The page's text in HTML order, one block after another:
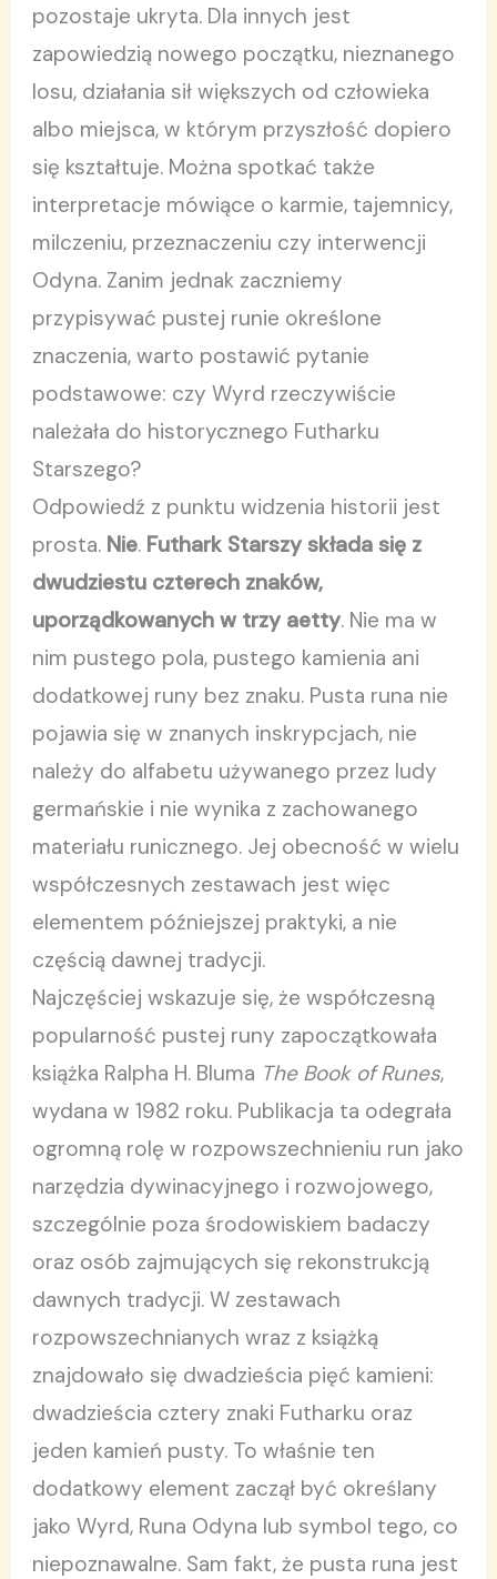
pozostaje ukryta. Dla innych jest
zapowiedzią nowego początku, nieznanego
losu, działania sił większych od człowieka
albo miejsca, w którym przyszłość dopiero
się kształtuje. Można spotkać także
interpretacje mówiące o karmie, tajemnicy,
milczeniu, przeznaczeniu czy interwencji
Odyna. Zanim jednak zaczniemy
przypisywać pustej runie określone
znaczenia, warto postawić pytanie
podstawowe: czy Wyrd rzeczywiście
należała do historycznego Futharku
Starszego?
Odpowiedź z punktu widzenia historii jest
prosta. Nie. Futhark Starszy składa się z
dwudziestu czterech znaków,
uporządkowanych w trzy aetty. Nie ma w
nim pustego pola, pustego kamienia ani
dodatkowej runy bez znaku. Pusta runa nie
pojawia się w znanych inskrypcjach, nie
należy do alfabetu używanego przez ludy
germańskie i nie wynika z zachowanego
materiału runicznego. Jej obecność w wielu
współczesnych zestawach jest więc
elementem późniejszej praktyki, a nie
częścią dawnej tradycji.
Najczęściej wskazuje się, że współczesną
popularność pustej runy zapoczątkowała
książka Ralpha H. Bluma The Book of Runes,
wydana w 1982 roku. Publikacja ta odegrała
ogromną rolę w rozpowszechnieniu run jako
narzędzia dywinacyjnego i rozwojowego,
szczególnie poza środowiskiem badaczy
oraz osób zajmujących się rekonstrukcją
dawnych tradycji. W zestawach
rozpowszechnianych wraz z książką
znajdowało się dwadzieścia pięć kamieni:
dwadzieścia cztery znaki Futharku oraz
jeden kamień pusty. To właśnie ten
dodatkowy element zaczął być określany
jako Wyrd, Runa Odyna lub symbol tego, co
niepoznawalne. Sam fakt, że pusta runa jest